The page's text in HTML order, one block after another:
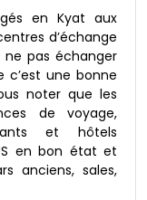
en Kyat aux
d’échange
ne pas échanger
c’est une bonne
noter que les
de voyage,
et hôtels
en bon état et
anciens, sales,